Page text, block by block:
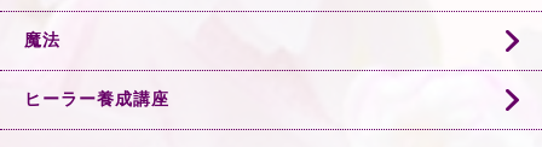
魔法
ヒーラー養成講座